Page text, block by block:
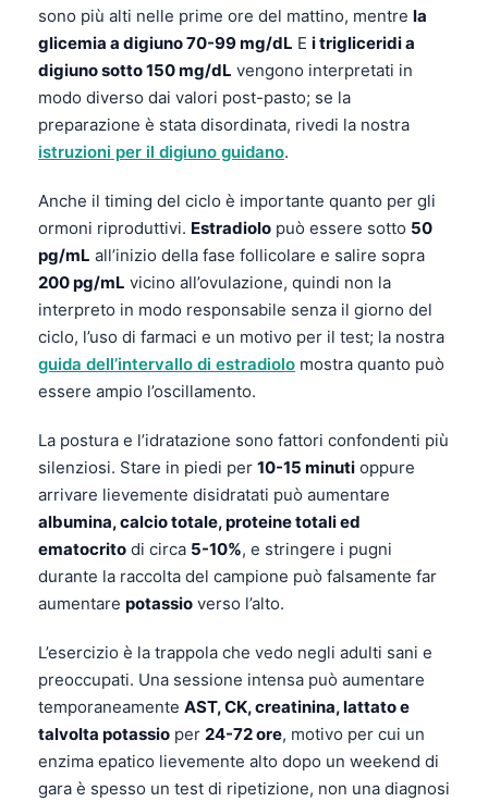
sono più alti nelle prime ore del mattino, mentre la
glicemia a digiuno 70-99 mg/dL E i trigliceridi a
digiuno sotto 150 mg/dL vengono interpretati in
modo diverso dai valori post-pasto; se la
preparazione è stata disordinata, rivedi la nostra
istruzioni per il digiuno guidano.
Anche il timing del ciclo è importante quanto per gli
ormoni riproduttivi. Estradiolo può essere sotto 50
pg/mL all’inizio della fase follicolare e salire sopra
200 pg/mL vicino all’ovulazione, quindi non la
interpreto in modo responsabile senza il giorno del
ciclo, l’uso di farmaci e un motivo per il test; la nostra
guida dell’intervallo di estradiolo mostra quanto può
essere ampio l’oscillamento.
La postura e l’idratazione sono fattori confondenti più
silenziosi. Stare in piedi per 10-15 minuti oppure
arrivare lievemente disidratati può aumentare
albumina, calcio totale, proteine totali ed
ematocrito di circa 5-10%, e stringere i pugni
durante la raccolta del campione può falsamente far
aumentare potassio verso l’alto.
L’esercizio è la trappola che vedo negli adulti sani e
preoccupati. Una sessione intensa può aumentare
temporaneamente AST, CK, creatinina, lattato e
talvolta potassio per 24-72 ore, motivo per cui un
enzima epatico lievemente alto dopo un weekend di
gara è spesso un test di ripetizione, non una diagnosi